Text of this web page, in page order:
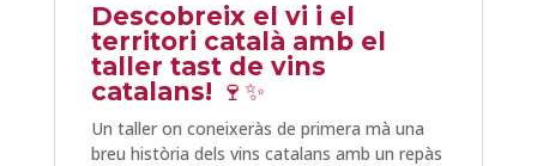
Descobreix el vi i el
territori català amb el
taller tast de vins
catalans! 🍷✨
Un taller on coneixeràs de primera mà una
breu història dels vins catalans amb un repàs